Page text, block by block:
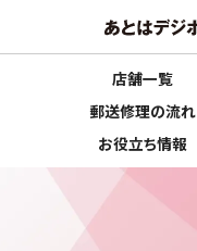
店舗一覧
郵送修理の流れ
お役立ち情報